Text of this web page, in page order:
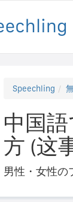
Speechling
中国
方 (这
男性・女性の